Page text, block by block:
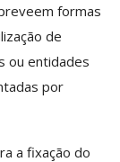
formas
de
ou entidades
por
a fixação do